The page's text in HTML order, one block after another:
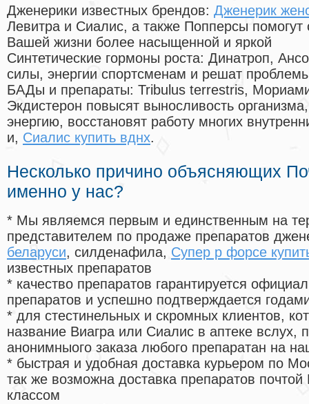
Дженерики известных брендов: Дженерик
Левитра и Сиалис, а также Попперсы помогут
Вашей жизни более насыщенной и яркой
Синтетические гормоны роста: Динатроп,
силы, энергии спортсменам и решат
БАДы и препараты: Tribulus terrestris,
Экдистерон повысят выносливость
энергию, восстановят работу многих
и, Сиалис купить вднх.
Несколько причино объясняющих
именно у нас?
* Мы являемся первым и единственным на
представителем по продаже препаратов
беларуси, силденафила, Супер р форсе
известных препаратов
* качество препаратов гарантируется
препаратов и успешно подтверждается
* для стестинельных и скромных клиентов,
название Виагра или Сиалис в аптеке вслух,
анонимныого заказа любого препаратан на
* быстрая и удобная доставка курьером по
так же возможна доставка препаратов
классом